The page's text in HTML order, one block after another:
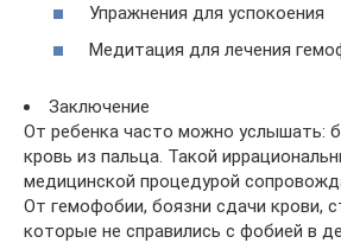
Упражнения для успокоения
Медитация для лечения
Заключение
От ребенка часто можно услышать:
кровь из пальца. Такой
медицинской процедурой
От гемофобии, боязни сдачи крови,
которые не справились с фобией в